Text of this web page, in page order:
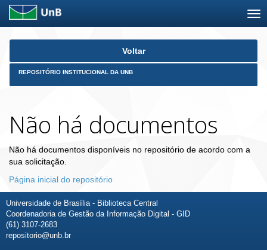
Skip
Voltar
REPOSITÓRIO INSTITUCIONAL DA UNB
Não há documentos
Não há documentos disponíveis no repositório de acordo com a
sua solicitação.
Página inicial do repositório
Universidade de Brasília - Biblioteca Central
Coordenadoria de Gestão da Informação Digital - GID
(61) 3107-2683
repositorio@unb.br